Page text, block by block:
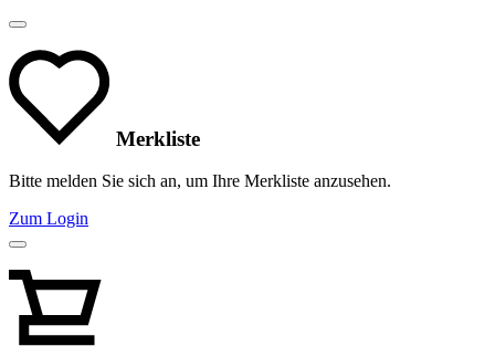
Merkliste
Bitte melden Sie sich an, um Ihre Merkliste anzusehen.
Zum Login